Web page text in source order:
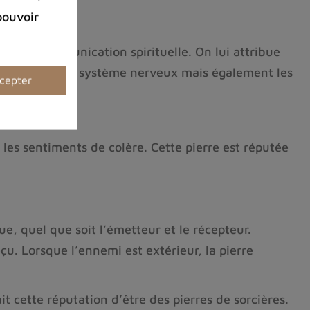
ou la communication spirituelle. On lui attribue
avec le système nerveux mais également les
sentiments de colère. Cette pierre est réputée
quel que soit l’émetteur et le récepteur.
Lorsque l’ennemi est extérieur, la pierre
cette réputation d’être des pierres de sorcières.